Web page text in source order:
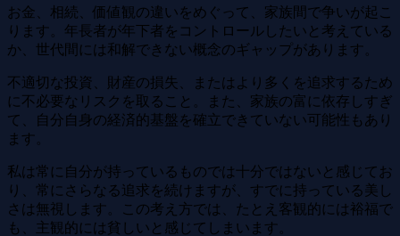
お金、相続、価値観の違いをめぐって、家族間で争いが起こ
ります。年長者が年下者をコントロールしたいと考えている
か、世代間には和解できない概念のギャップがあります。
不適切な投資、財産の損失、またはより多くを追求するため
に不必要なリスクを取ること。また、家族の富に依存しすぎ
て、自分自身の経済的基盤を確立できていない可能性もあり
ます。
私は常に自分が持っているものでは十分ではないと感じてお
り、常にさらなる追求を続けますが、すでに持っている美し
さは無視します。この考え方では、たとえ客観的には裕福で
も、主観的には貧しいと感じてしまいます。